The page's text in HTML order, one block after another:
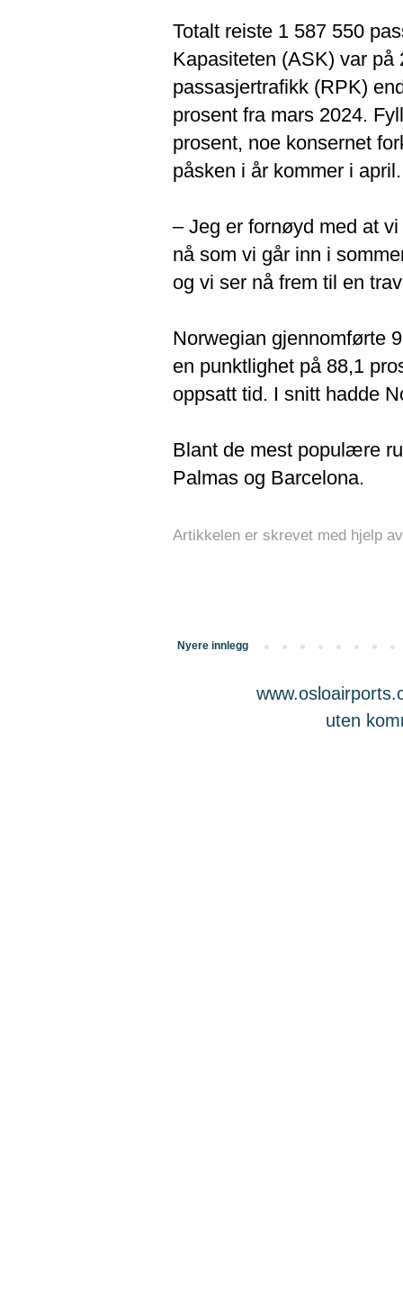
Totalt reiste 1 587 550
Kapasiteten (ASK) var på
passasjertrafikk (RPK)
prosent fra mars 2024.
prosent, noe konsernet
påsken i år kommer i april.
– Jeg er fornøyd med at
nå som vi går inn i
og vi ser nå frem til en
Norwegian gjennomførte
en punktlighet på 88,1
oppsatt tid. I snitt hadde
Blant de mest populære
Palmas og Barcelona.
Artikkelen er skrevet med hjelp
Nyere innlegg
uten